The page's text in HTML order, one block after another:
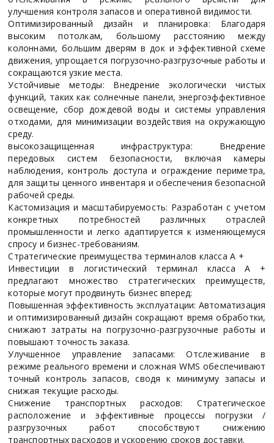
улучшения контроля запасов и оперативной видимости.
Оптимизированный дизайн и планировка: Благодаря
высоким потолкам, большому расстоянию между
колоннами, большим дверям в док и эффективной схеме
движения, упрощается погрузочно-разгрузочные работы и
сокращаются узкие места.
Устойчивые методы: Внедрение экологически чистых
функций, таких как солнечные панели, энергоэффективное
освещение, сбор дождевой воды и системы управления
отходами, для минимизации воздействия на окружающую
среду.
высокозащищенная инфраструктура: Внедрение
передовых систем безопасности, включая камеры
наблюдения, контроль доступа и ограждение периметра,
для защиты ценного инвентаря и обеспечения безопасной
рабочей среды.
Кастомизация и масштабируемость: Разработан с учетом
конкретных потребностей различных отраслей
промышленности и легко адаптируется к изменяющемуся
спросу и бизнес-требованиям.
Стратегические преимущества терминалов класса А +
Инвестиции в логистический терминал класса А +
предлагают множество стратегических преимуществ,
которые могут продвинуть бизнес вперед:
Повышенная эффективность эксплуатации: Автоматизация
и оптимизированный дизайн сокращают время обработки,
снижают затраты на погрузочно-разгрузочные работы и
повышают точность заказа.
Улучшенное управление запасами: Отслеживание в
режиме реального времени и сложная WMS обеспечивают
точный контроль запасов, сводя к минимуму запасы и
снижая текущие расходы.
Снижение транспортных расходов: Стратегическое
расположение и эффективные процессы погрузки /
разгрузочных работ способствуют снижению
транспортных расходов и ускорению сроков доставки.